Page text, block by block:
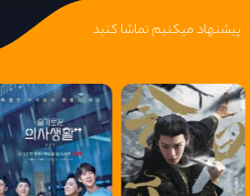
پیشنهاد میکنیم تماشا کنید